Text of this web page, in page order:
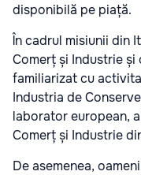
disponibilă pe piață.
În cadrul misiunii din
Comerț și Industrie
familiarizat cu
Industria de
laborator european,
Comerț și Industrie
De asemenea,